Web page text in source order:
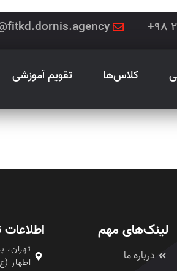
کلاس‌ها تقویم آموزشی
لینک‌های مهم
درباره ما
تهران،
اطهار